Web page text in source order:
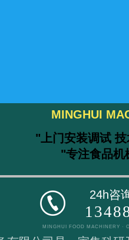
MINGHUI
"上门安装调试
"专注食品机
24h咨
MINGHUI FOOD MACHINERY ·